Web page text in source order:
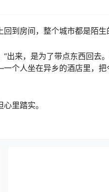
到房间，整个城市都是陌生
出来，是为了带点东西回去
人坐在异乡的酒店里，把
里踏实。